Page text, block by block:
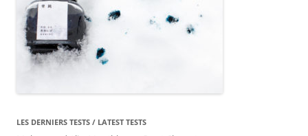
LES DERNIERS TESTS / LATEST TESTS